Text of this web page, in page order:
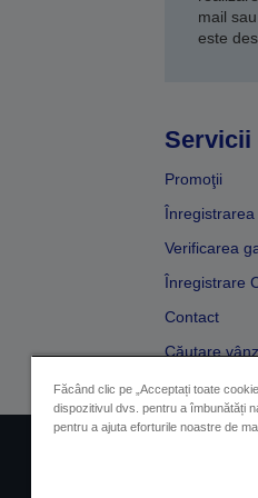
mail
este
Servicii
Promoţii
Verificarea
Înregistrare
Contact
Căutare
Făcând clic pe „Acceptați toate
dispozitivul dvs. pentru a îmbunătăți
pentru a ajuta eforturile noastre de